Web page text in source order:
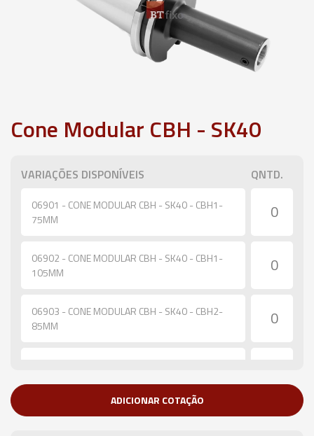
Cone Modular CBH - SK40
VARIAÇÕES DISPONÍVEIS QNTD.
06901 - CONE MODULAR CBH - SK40 - CBH1-
75MM
06902 - CONE MODULAR CBH - SK40 - CBH1-
105MM
06903 - CONE MODULAR CBH - SK40 - CBH2-
85MM
06905 - CONE MODULAR CBH - SK40 - CBH2-
ADICIONAR COTAÇÃO